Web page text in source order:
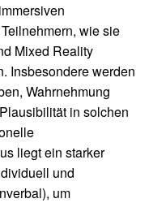
wie sie
Mixed Reality
Insbesondere werden
Wahrnehmung
in solchen
liegt ein starker
und
um